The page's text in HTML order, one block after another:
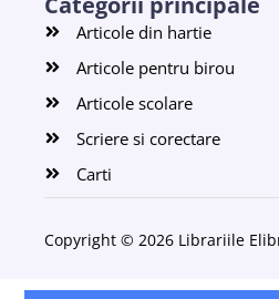
Articole din hartie
Articole pentru birou
Articole scolare
Scriere si corectare
Carti
Copyright © 2026 Librariile